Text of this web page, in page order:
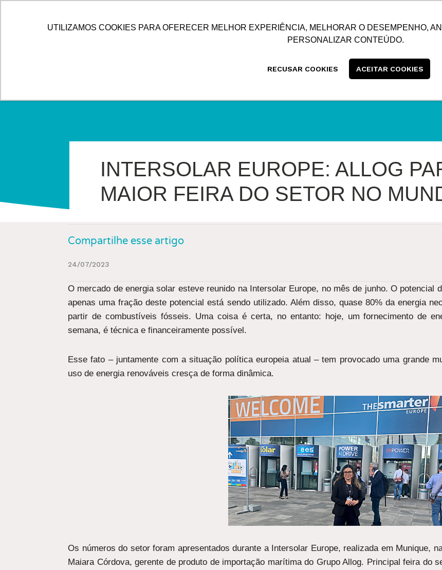
UTILIZAMOS COOKIES PARA OFERECER MELHOR EXPERIÊNCIA, MELHORAR O DESEMPENHO,
PERSONALIZAR CONTEÚDO.
RECUSAR COOKIES ACEITAR COOKIES
HOME ALLOG SOLUÇÕES SUSTENTABILIDADE BLOG CONTATO
INTERSOLAR EUROPE: ALLOG
MAIOR FEIRA DO SETOR NO
Compartilhe esse artigo
24/07/2023
O mercado de energia solar esteve reunido na Intersolar Europe, no mês de junho. O potencial
apenas uma fração deste potencial está sendo utilizado. Além disso, quase 80% da energia
partir de combustíveis fósseis. Uma coisa é certa, no entanto: hoje, um fornecimento de
semana, é técnica e financeiramente possível.
Esse fato – juntamente com a situação política europeia atual – tem provocado uma grande
uso de energia renováveis cresça de forma dinâmica.
Os números do setor foram apresentados durante a Intersolar Europe, realizada em Munique,
Maiara Córdova, gerente de produto de importação marítima do Grupo Allog. Principal feira do